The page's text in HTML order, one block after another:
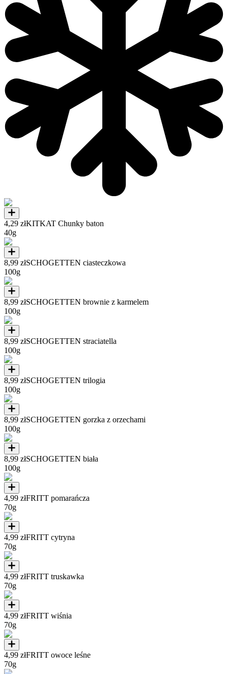
4,29 złKITKAT Chunky baton
40g
8,99 złSCHOGETTEN ciasteczkowa
100g
8,99 złSCHOGETTEN brownie z karmelem
100g
8,99 złSCHOGETTEN straciatella
100g
8,99 złSCHOGETTEN trilogia
100g
8,99 złSCHOGETTEN gorzka z orzechami
100g
8,99 złSCHOGETTEN biała
100g
4,99 złFRITT pomarańcza
70g
4,99 złFRITT cytryna
70g
4,99 złFRITT truskawka
70g
4,99 złFRITT wiśnia
70g
4,99 złFRITT owoce leśne
70g